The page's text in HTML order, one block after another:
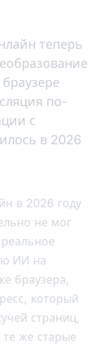
теперь
по-
с
в 2026
в 2026 году
не мог
ИИ на
браузера,
который
страниц,
же старые